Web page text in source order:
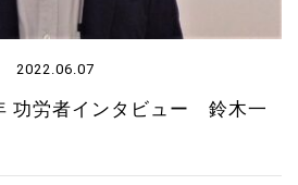
2022.06.07
功労者インタビュー 鈴木一